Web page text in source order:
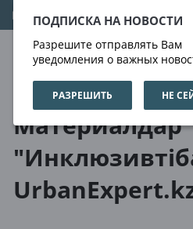
ПОДПИСКА НА НОВОСТИ
Разрешите отправлять Вам
уведомления о важных
РАЗРЕШИТЬ НЕ
10.08.2026 15:57:51
Біз туралы Тегтер
Материалдар